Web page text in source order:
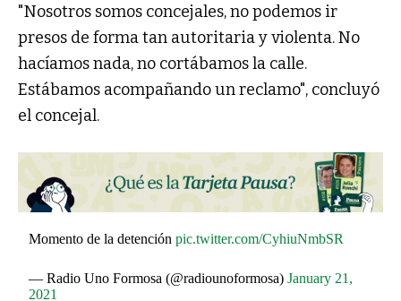
"Nosotros somos concejales, no podemos ir
presos de forma tan autoritaria y violenta. No
hacíamos nada, no cortábamos la calle.
Estábamos acompañando un reclamo", concluyó
el concejal.
Momento de la detenciónpic.twitter.com/CyhiuNmbSR
— Radio Uno Formosa (@radiounoformosa)January 21,
2021